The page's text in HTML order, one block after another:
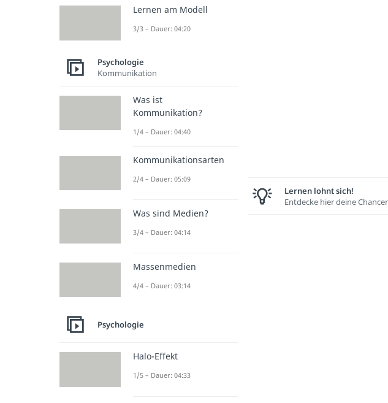
Lernen lohnt sich!
Entdecke hier deine
Lernen am Modell
3/3 – Dauer: 04:20
Psychologie
Kommunikation
Was ist
Kommunikation?
1/4 – Dauer: 04:40
Kommunikationsarten
2/4 – Dauer: 05:09
Was sind Medien?
3/4 – Dauer: 04:14
Massenmedien
4/4 – Dauer: 03:14
Psychologie
Halo-Effekt
1/5 – Dauer: 04:33